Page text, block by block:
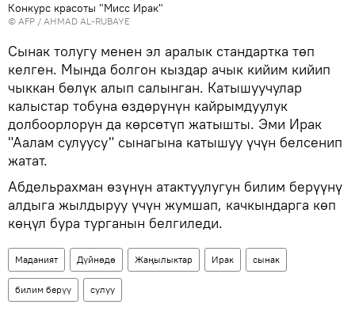
Конкурс красоты "Мисс Ирак"
© AFP / AHMAD AL-RUBAYE
Сынак толугу менен эл аралык стандартка төп
келген. Мында болгон кыздар ачык кийим кийип
чыккан бөлүк алып салынган. Катышуучулар
калыстар тобуна өздөрүнүн кайрымдуулук
долбоорлорун да көрсөтүп жатышты. Эми Ирак
"Аалам сулуусу" сынагына катышуу үчүн белсенип
жатат.
Абдельрахман өзүнүн атактуулугун билим берүүнү
алдыга жылдыруу үчүн жумшап, качкындарга көп
көңүл бура турганын белгиледи.
Маданият Дүйнөдө Жаңылыктар Ирак сынак
билим берүү сулуу